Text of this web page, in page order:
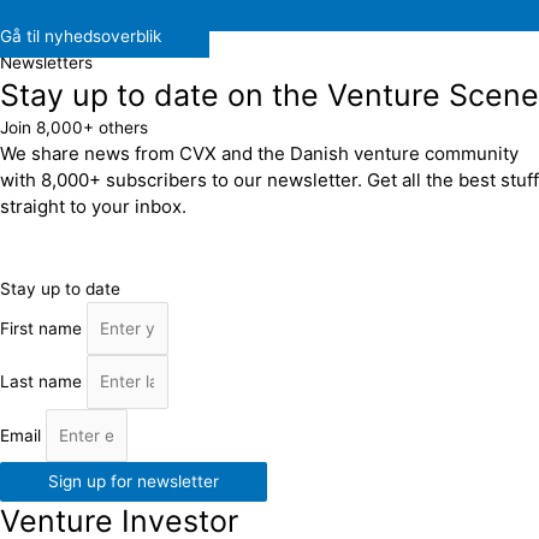
Gå til nyhedsoverblik
Newsletters
Stay up to date on the Venture Scene
Join 8,000+ others
We share news from CVX and the Danish venture community
with 8,000+ subscribers to our newsletter. Get all the best stuff
straight to your inbox.
Stay up to date
First name
Last name
Email
Sign up for newsletter
Venture Investor